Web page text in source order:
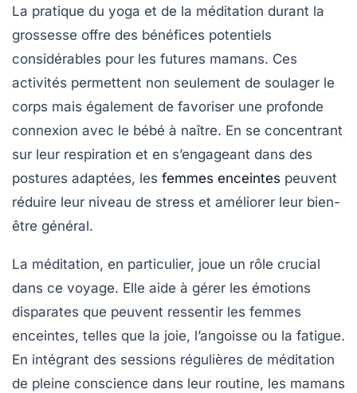
La pratique du yoga et de la méditation durant la
grossesse offre des bénéfices potentiels
considérables pour les futures mamans. Ces
activités permettent non seulement de soulager le
corps mais également de favoriser une profonde
connexion avec le bébé à naître. En se concentrant
sur leur respiration et en s’engageant dans des
postures adaptées, les femmes enceintes peuvent
réduire leur niveau de stress et améliorer leur bien-
être général.
La méditation, en particulier, joue un rôle crucial
dans ce voyage. Elle aide à gérer les émotions
disparates que peuvent ressentir les femmes
enceintes, telles que la joie, l’angoisse ou la fatigue.
En intégrant des sessions régulières de méditation
de pleine conscience dans leur routine, les mamans